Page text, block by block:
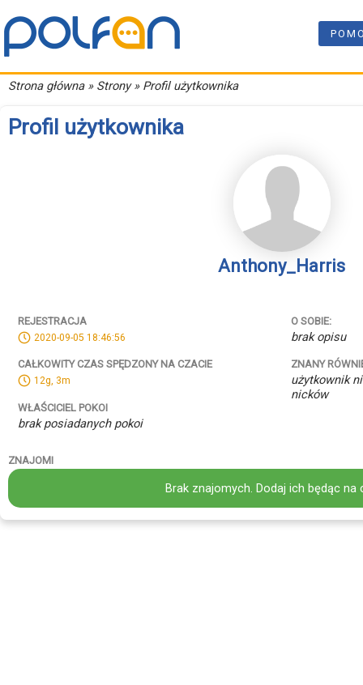
Strona główna» Strony » Profil użytkownika
Profil użytkownika
Anthony_Harris
REJESTRACJA
2020-09-05 18:46:56
CAŁKOWITY CZAS SPĘDZONY NA CZACIE
12g, 3m
WŁAŚCICIEL POKOI
brak posiadanych pokoi
O SOBIE:
brak opisu
ZNANY
użytkownik
nicków
ZNAJOMI
Brak znajomych. Dodaj ich będąc na